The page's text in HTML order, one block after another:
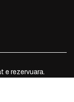
e rezervuara.